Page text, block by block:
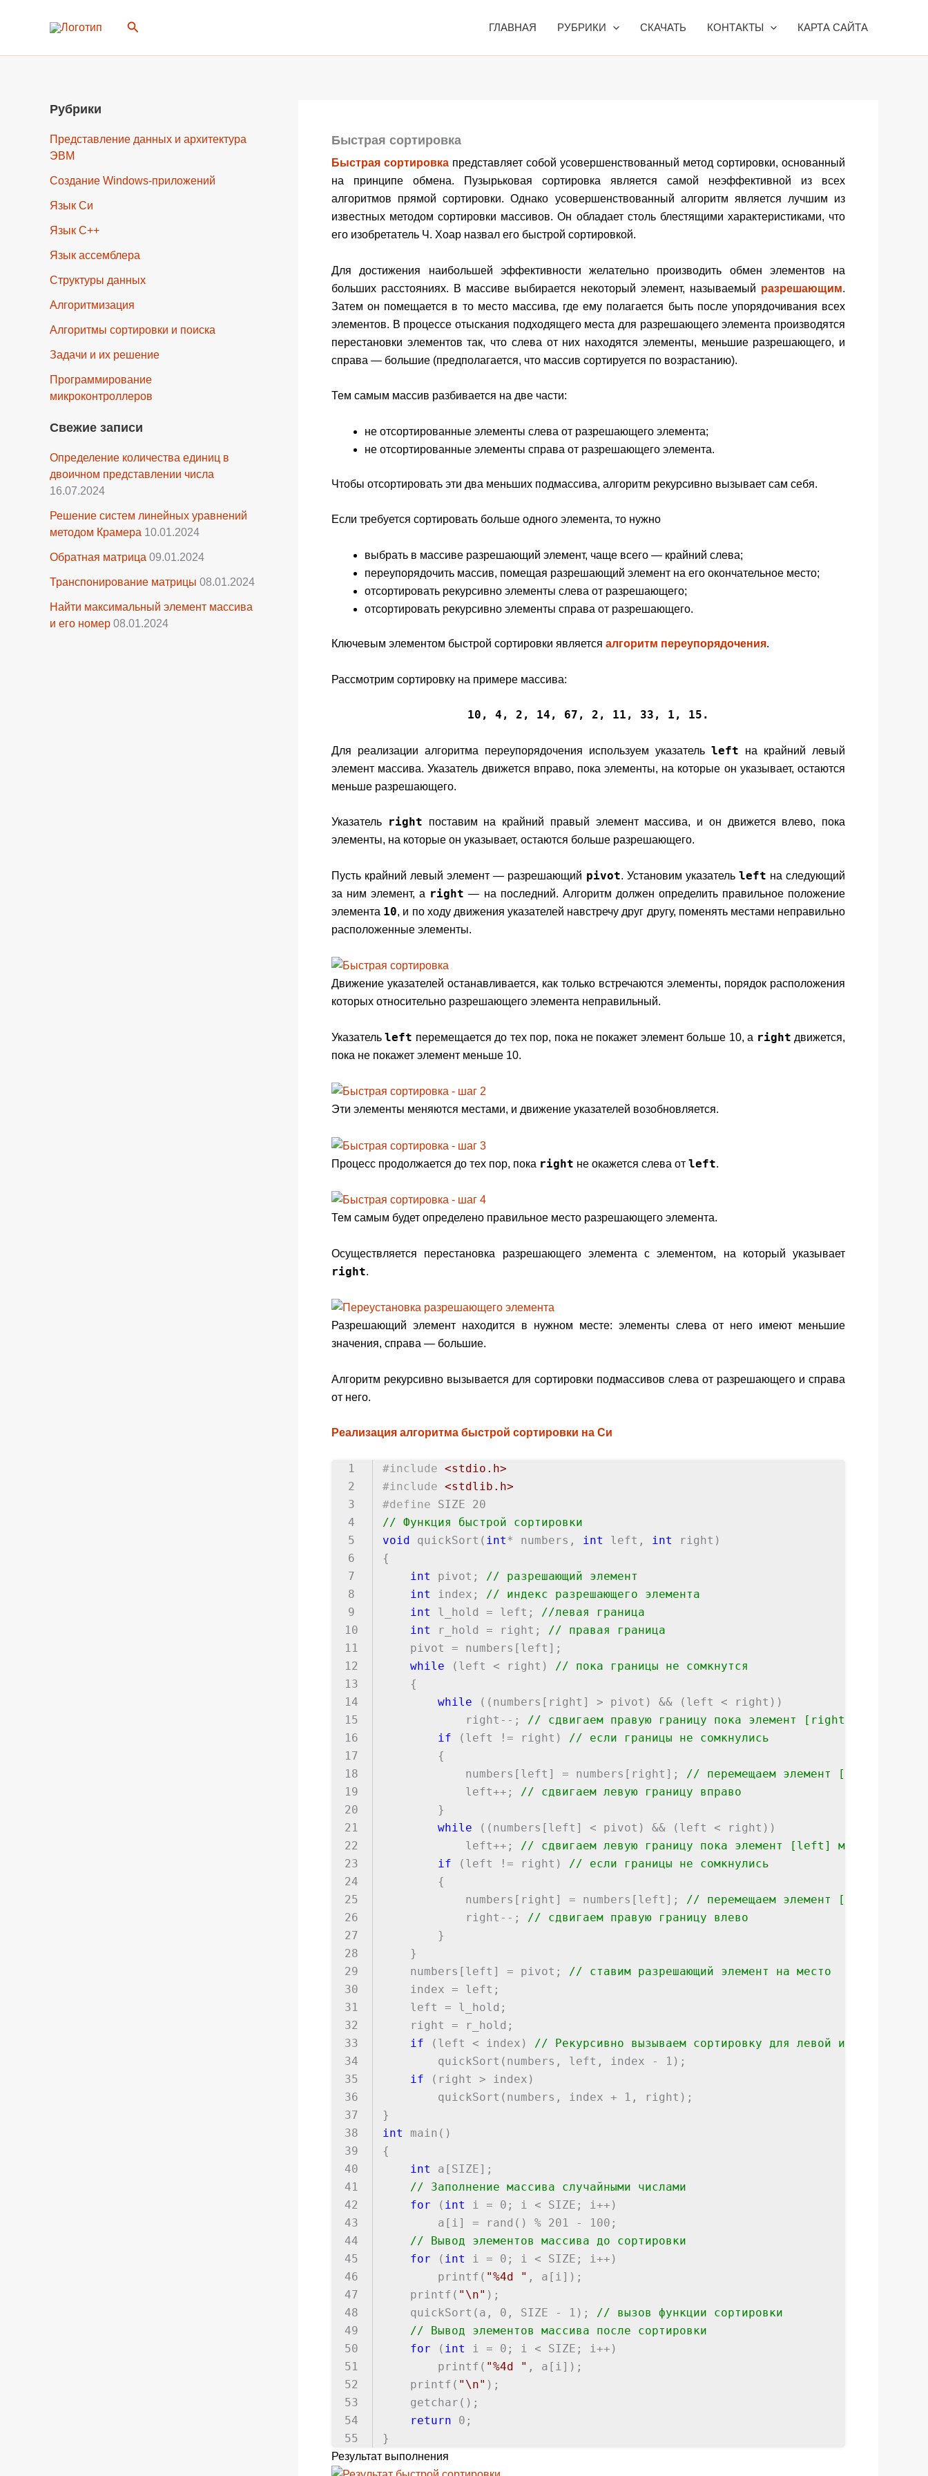
Поиск ГЛАВНАЯ РУБРИКИ СКАЧАТЬ КОНТАКТЫ КАРТА САЙТА
Рубрики
Представление данных и архитектура
ЭВМ
Создание Windows-приложений
Язык Си
Язык C++
Язык ассемблера
Структуры данных
Алгоритмизация
Алгоритмы сортировки и поиска
Задачи и их решение
Программирование
микроконтроллеров
Свежие записи
Определение количества единиц в
двоичном представлении числа
16.07.2024
Решение систем линейных уравнений
методом Крамера 10.01.2024
Обратная матрица 09.01.2024
Транспонирование матрицы 08.01.2024
Найти максимальный элемент массива
и его номер 08.01.2024
Быстрая сортировка
Быстрая сортировка представляет собой усовершенствованный метод сортировки, основанный
на принципе обмена. Пузырьковая сортировка является самой неэффективной из всех
алгоритмов прямой сортировки. Однако усовершенствованный алгоритм является лучшим из
известных методом сортировки массивов. Он обладает столь блестящими характеристиками, что
его изобретатель Ч. Хоар назвал его быстрой сортировкой.
Для достижения наибольшей эффективности желательно производить обмен элементов на
больших расстояниях. В массиве выбирается некоторый элемент, называемый разрешающим.
Затем он помещается в то место массива, где ему полагается быть после упорядочивания всех
элементов. В процессе отыскания подходящего места для разрешающего элемента производятся
перестановки элементов так, что слева от них находятся элементы, меньшие разрешающего, и
справа — большие (предполагается, что массив сортируется по возрастанию).
Тем самым массив разбивается на две части:
не отсортированные элементы слева от разрешающего элемента;
не отсортированные элементы справа от разрешающего элемента.
Чтобы отсортировать эти два меньших подмассива, алгоритм рекурсивно вызывает сам себя.
Если требуется сортировать больше одного элемента, то нужно
выбрать в массиве разрешающий элемент, чаще всего — крайний слева;
переупорядочить массив, помещая разрешающий элемент на его окончательное место;
отсортировать рекурсивно элементы слева от разрешающего;
отсортировать рекурсивно элементы справа от разрешающего.
Ключевым элементом быстрой сортировки является алгоритм переупорядочения.
Рассмотрим сортировку на примере массива:
10, 4, 2, 14, 67, 2, 11, 33, 1, 15.
Для реализации алгоритма переупорядочения используем указатель left на крайний левый
элемент массива. Указатель движется вправо, пока элементы, на которые он указывает, остаются
меньше разрешающего.
Указатель right поставим на крайний правый элемент массива, и он движется влево, пока
элементы, на которые он указывает, остаются больше разрешающего.
Пусть крайний левый элемент — разрешающий pivot. Установим указатель left на следующий
за ним элемент, а right — на последний. Алгоритм должен определить правильное положение
элемента 10, и по ходу движения указателей навстречу друг другу, поменять местами неправильно
расположенные элементы.
Движение указателей останавливается, как только встречаются элементы, порядок расположения
которых относительно разрешающего элемента неправильный.
Указательleft перемещается до тех пор, пока не покажет элемент больше 10, а right движется,
пока не покажет элемент меньше 10.
Эти элементы меняются местами, и движение указателей возобновляется.
Процесс продолжается до тех пор, пока right не окажется слева от left.
Тем самым будет определено правильное место разрешающего элемента.
Осуществляется перестановка разрешающего элемента с элементом, на который указывает
right.
Разрешающий элемент находится в нужном месте: элементы слева от него имеют меньшие
значения, справа — большие.
Алгоритм рекурсивно вызывается для сортировки подмассивов слева от разрешающего и справа
от него.
Реализация алгоритма быстрой сортировки на Си
1
2
3
4
5
6
7
8
9
10
11
12
13
14
15
16
17
18
19
20
21
22
23
24
25
26
27
28
29
30
31
32
33
34
35
36
37
38
39
40
41
42
43
44
45
46
47
48
49
50
51
52
53
54
55
#include <stdio.h>
#include <stdlib.h>
#define SIZE 20
// Функция быстрой сортировки
void quickSort( int* numbers, int left, int
right)
{
int
pivot; // разрешающий элемент
int
index; // индекс разрешающего элемента
int
l_hold = left; //левая граница
int
r_hold = right; // правая граница
pivot = numbers[left];
while (left < right) // пока границы не сомкнутся
{
while ((numbers[right] > pivot) && (left < right))
right--; // сдвигаем правую границу пока элемент [right] больше
if (left != right) // если границы не сомкнулись
{
numbers[left] = numbers[right]; // перемещаем элемент [right] на
left++; // сдвигаем левую границу вправо
}
while ((numbers[left] < pivot) && (left < right))
left++; // сдвигаем левую границу пока элемент [left] меньше
if (left != right) // если границы не сомкнулись
{
numbers[right] = numbers[left]; // перемещаем элемент [left] на
right--; // сдвигаем правую границу влево
}
}
numbers[left] = pivot; // ставим разрешающий элемент на место
index = left;
left = l_hold;
right = r_hold;
if (left < index) // Рекурсивно вызываем сортировку для левой и правой
quickSort(numbers, left, index - 1);
if (right > index)
quickSort(numbers, index + 1, right);
}
int
main()
{
int
a[SIZE];
// Заполнение массива случайными числами
for ( int
i = 0; i < SIZE; i++)
a[i] = rand() % 201 - 100;
// Вывод элементов массива до сортировки
for ( int
i = 0; i < SIZE; i++)
printf( "%4d " , a[i]);
printf( "\n" );
quickSort(a, 0, SIZE - 1); // вызов функции сортировки
// Вывод элементов массива после сортировки
for ( int
i = 0; i < SIZE; i++)
printf( "%4d " , a[i]);
printf( "\n" );
getchar();
return 0;
}
Результат выполнения